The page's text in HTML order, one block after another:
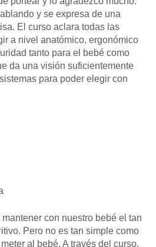
y se expresa de una
El curso aclara todas las
a nivel anatómico, ergonómico
tanto para el bebé como
da una visión suficientemente
para poder elegir con
con nuestro bebé el tan
Pero no es tan simple como
al bebé. A través del curso,